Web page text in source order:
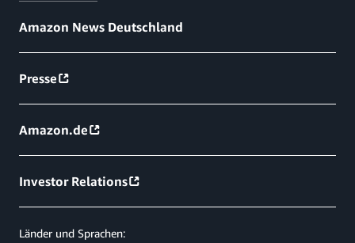
Amazon News Deutschland
Presse
Amazon.de
Investor Relations
Länder und Sprachen: